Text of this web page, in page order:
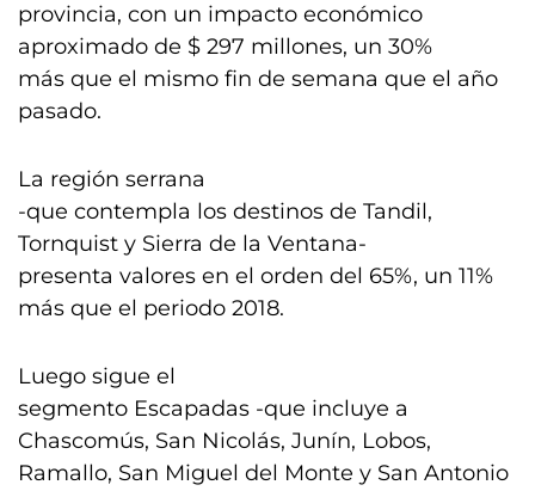
provincia, con un impacto económico
aproximado de $ 297 millones, un 30%
más que el mismo fin de semana que el año
pasado.
La región serrana
-que contempla los destinos de Tandil,
Tornquist y Sierra de la Ventana-
presenta valores en el orden del 65%, un 11%
más que el periodo 2018.
Luego sigue el
segmento Escapadas -que incluye a
Chascomús, San Nicolás, Junín, Lobos,
Ramallo, San Miguel del Monte y San Antonio